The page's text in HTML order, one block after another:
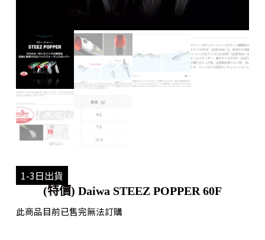
1-3日出貨
(特價) Daiwa STEEZ POPPER 60F
此商品目前已售完無法訂購